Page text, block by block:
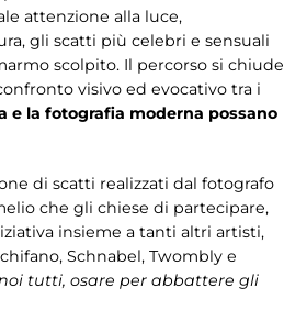
attenzione alla luce,
gli scatti più celebri e sensuali
scolpito. Il percorso si chiude
visivo ed evocativo tra i
e la fotografia moderna possano
di scatti realizzati dal fotografo
che gli chiese di partecipare,
insieme a tanti altri artisti,
Schnabel, Twombly e
tutti, osare per abbattere gli